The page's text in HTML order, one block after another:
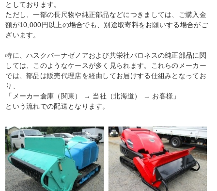
としております。
ただし、一部の長尺物や純正部品などにつきましては、ご購入金
額が10,000円以上の場合でも、別途取寄料をお願いする場合がご
ざいます。
特に、ハスクバーナゼノアおよび共栄社バロネスの純正部品に関
しては、このようなケースが多く見られます。これらのメーカー
では、部品は販売代理店を経由してお届けする仕組みとなってお
り、
「メーカー倉庫（関東） → 当社（北海道） → お客様」
という流れでの配送となります。